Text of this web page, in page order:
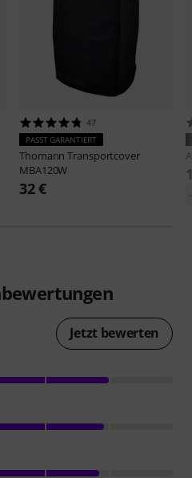
47
PASST GARANTIERT
ThomannTransportcover
MBA120W
32 €
Jetzt bewerten